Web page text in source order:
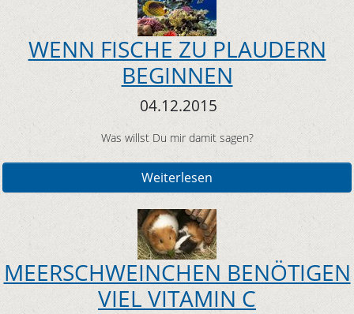
WENN FISCHE ZU PLAUDERN
BEGINNEN
04.12.2015
Was willst Du mir damit sagen?
Weiterlesen
MEERSCHWEINCHEN BENÖTIGEN
VIEL VITAMIN C